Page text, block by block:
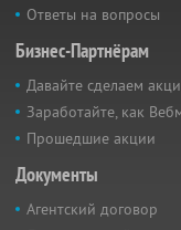
Ответы на вопросы
Бизнес-Партнёрам
Давайте сделаем
Заработайте, как
Прошедшие акции
Документы
Агентский договор